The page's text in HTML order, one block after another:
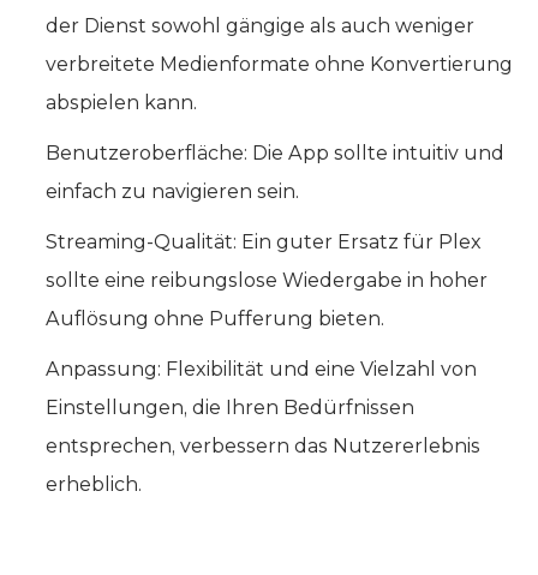
der Dienst sowohl gängige als auch weniger
verbreitete Medienformate ohne Konvertierung
abspielen kann.
Benutzeroberfläche: Die App sollte intuitiv und
einfach zu navigieren sein.
Streaming-Qualität: Ein guter Ersatz für Plex
sollte eine reibungslose Wiedergabe in hoher
Auflösung ohne Pufferung bieten.
Anpassung: Flexibilität und eine Vielzahl von
Einstellungen, die Ihren Bedürfnissen
entsprechen, verbessern das Nutzererlebnis
erheblich.